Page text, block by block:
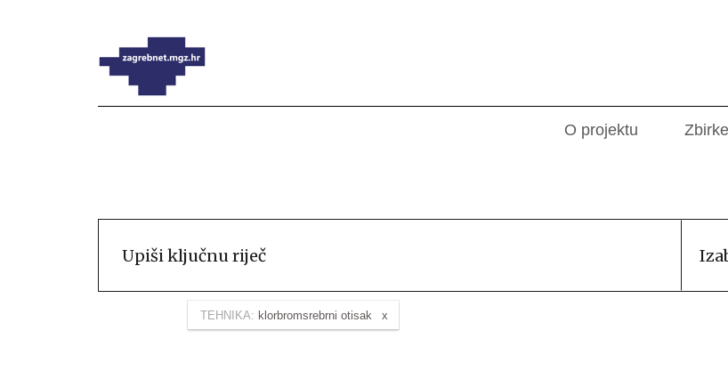
O projektu Zbirke
TEHNIKA: klorbromsrebrni otisak